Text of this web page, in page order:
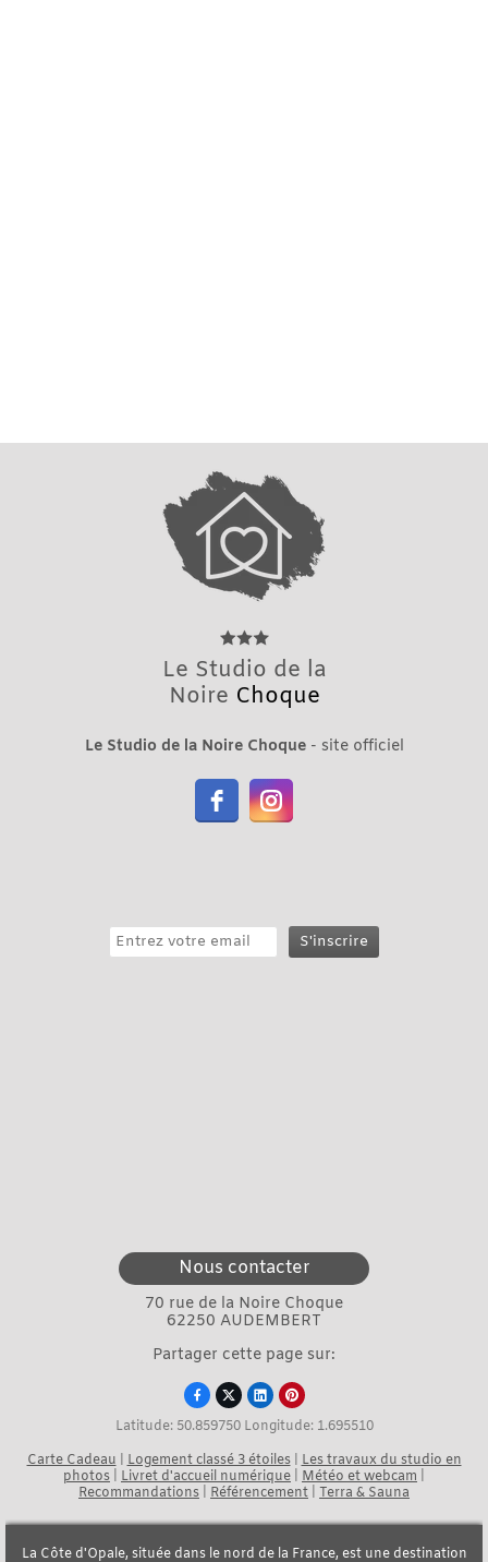
Le Studio de la
Noire Choque
Le Studio de la Noire Choque - site officiel
Nous contacter
70 rue de la Noire Choque
62250 AUDEMBERT
Partager cette page sur:
   
Latitude: 50.859750 Longitude: 1.695510
Carte Cadeau
Logement classé 3 étoiles| Les travaux du studio en
photos
Livret d'accueil numérique Météo et webcam
Recommandations
Référencement Terra & Sauna
La Côte d'Opale, située dans le nord de la France, est une destination